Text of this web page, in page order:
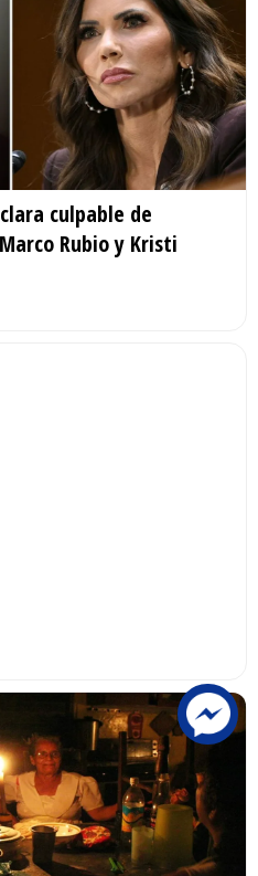
culpable de
Rubio y Kristi